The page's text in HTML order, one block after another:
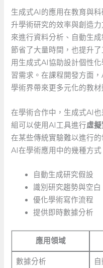
生成式AI的應用在教育與
升學術研究的效率與創造
來進行資料分析、自動生
節省了大量時間，也提升
用生成式AI協助設計個性
習需求。在課程開發方面
學術界帶來更多元化的教材
在學術合作中，生成式AI
組可以使用AI工具進行虛
在某些傳統實驗難以進行
AI在學術應用中的幾種方式
自動生成研究假設
識別研究趨勢與空白
優化學術寫作流程
提供即時數據分析
應用領域
數據分析